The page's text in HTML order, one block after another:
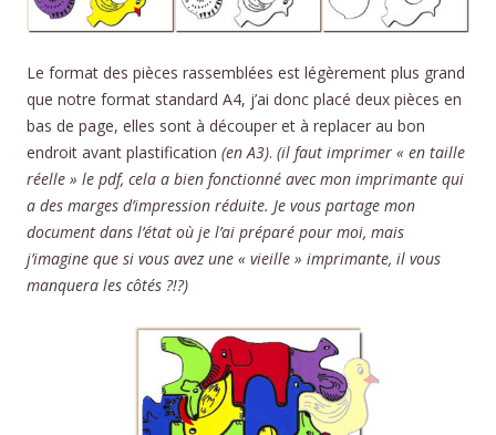
Le format des pièces rassemblées est légèrement plus grand
que notre format standard A4, j’ai donc placé deux pièces en
bas de page, elles sont à découper et à replacer au bon
endroit avant plastification (en A3). (il faut imprimer « en taille
réelle » le pdf, cela a bien fonctionné avec mon imprimante qui
a des marges d’impression réduite. Je vous partage mon
document dans l’état où je l’ai préparé pour moi, mais
j’imagine que si vous avez une « vieille » imprimante, il vous
manquera les côtés ?!?)